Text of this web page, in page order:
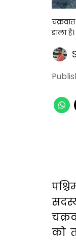
डाला
को